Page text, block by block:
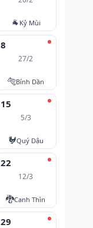
🐐 Kỷ Mùi
8
27/2
🐅Bính Dần
15
5/3
🐓Quý Dậu
22
12/3
🐉Canh Thìn
29